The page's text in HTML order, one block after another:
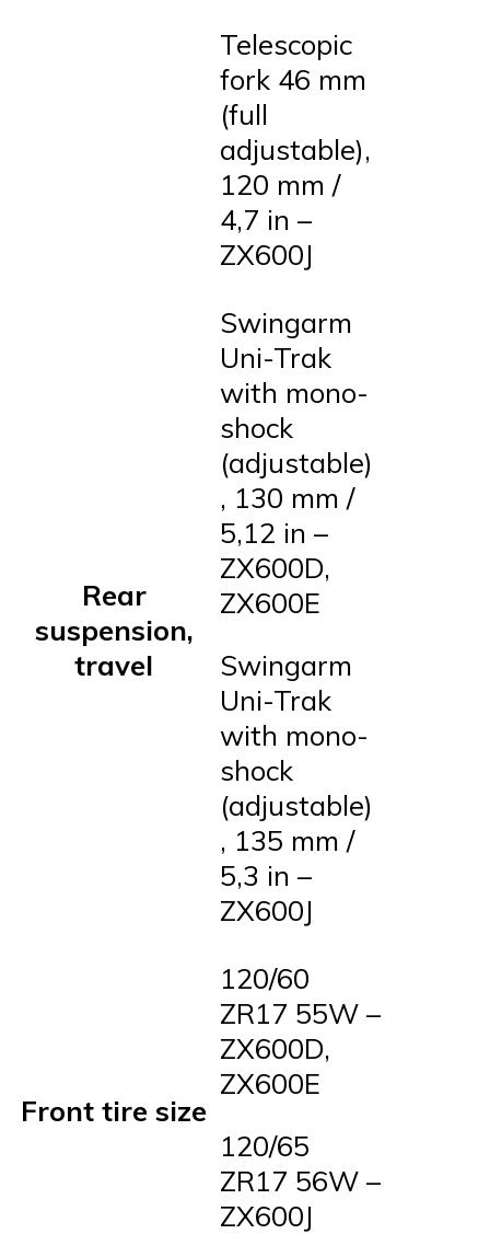
Telescopic
fork 46 mm
(full
adjustable),
120 mm /
4,7 in –
ZX600J
Rear
suspension,
travel
Swingarm
Uni-Trak
with mono-
shock
(adjustable)
, 130 mm /
5,12 in –
ZX600D,
ZX600E
Swingarm
Uni-Trak
with mono-
shock
(adjustable)
, 135 mm /
5,3 in –
ZX600J
Front tire size
120/60
ZR17 55W –
ZX600D,
ZX600E
120/65
ZR17 56W –
ZX600J